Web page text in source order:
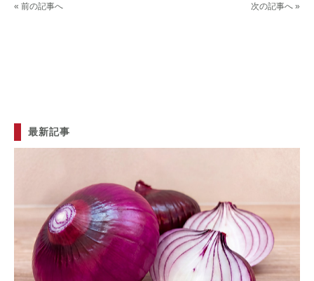
次の記事へ »
« 前の記事へ
最新記事